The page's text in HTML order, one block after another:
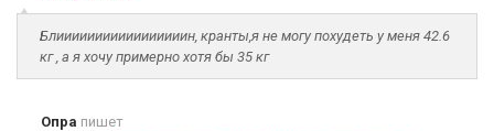
Блииииииииииииииииин, кранты,я не могу похудеть у меня 42.6
кг , а я хочу примерно хотя бы 35 кг
Опра пишет